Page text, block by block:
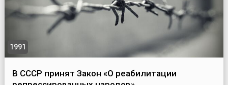
1991
В СССР принят Закон «О реабилитации